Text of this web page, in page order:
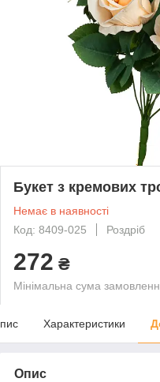
Букет з кремових
Немає в наявності
Код: 8409-025
Роздріб
272 ₴
Мінімальна сума
Характеристики
Опис